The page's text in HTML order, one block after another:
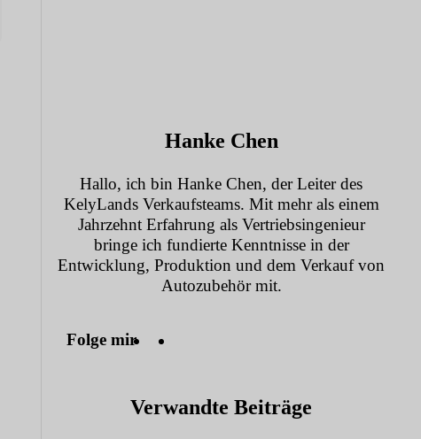
Hanke Chen
Hallo, ich bin Hanke Chen, der Leiter des
KelyLands Verkaufsteams. Mit mehr als einem
Jahrzehnt Erfahrung als Vertriebsingenieur
bringe ich fundierte Kenntnisse in der
Entwicklung, Produktion und dem Verkauf von
Autozubehör mit.
Folge mir
Verwandte Beiträge